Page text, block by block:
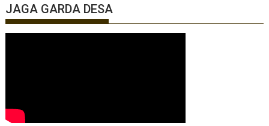
JAGA GARDA DESA